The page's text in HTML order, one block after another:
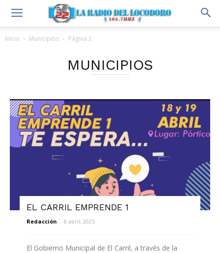
Inicio Municipios Página 2
MUNICIPIOS
EL CARRIL EMPRENDE 1
Redacción - 8 abril, 2025
El Gobierno Municipal de El Carril, a través de la